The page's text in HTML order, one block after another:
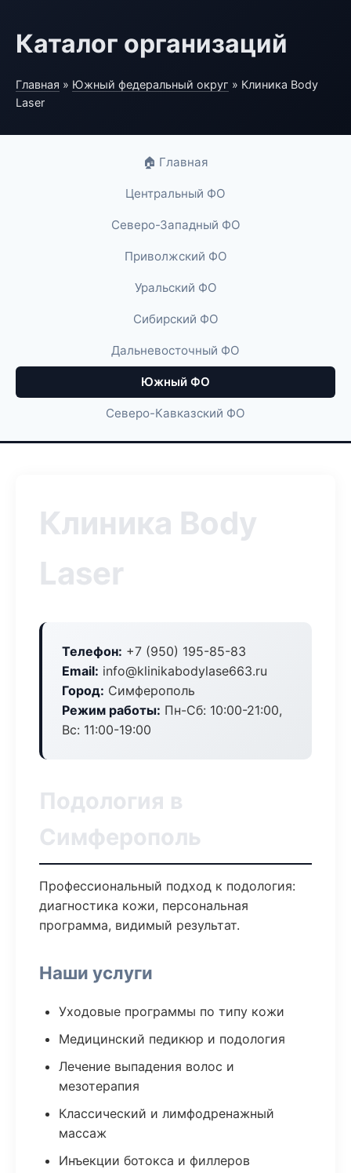
Каталог организаций
Главная » Южный федеральный округ » Клиника Body
Laser
🏠 Главная
Центральный ФО
Северо-Западный ФО
Приволжский ФО
Уральский ФО
Сибирский ФО
Дальневосточный ФО
Южный ФО
Северо-Кавказский ФО
Клиника Body
Laser
Телефон: +7 (950) 195-85-83
Email: info@klinikabodylase663.ru
Город: Симферополь
Режим работы: Пн-Сб: 10:00-21:00,
Вс: 11:00-19:00
Подология в
Симферополь
Профессиональный подход к подология:
диагностика кожи, персональная
программа, видимый результат.
Наши услуги
Уходовые программы по типу кожи
Медицинский педикюр и подология
Лечение выпадения волос и
мезотерапия
Классический и лимфодренажный
массаж
Инъекции ботокса и филлеров